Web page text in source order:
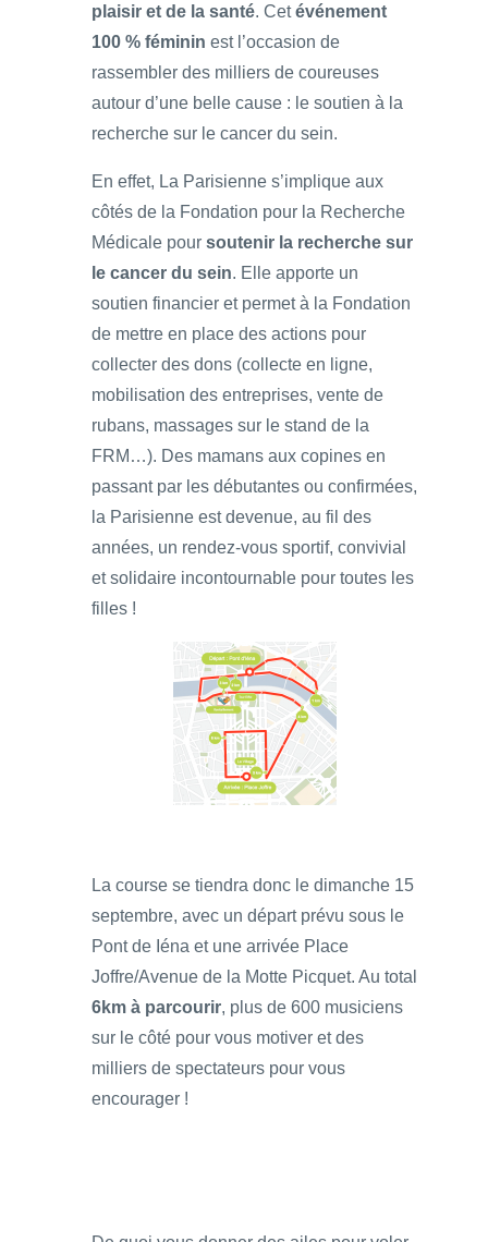
plaisir et de la santé. Cetévénement
100 % féminin est l’occasion de
rassembler des milliers de coureuses
autour d’une belle cause : le soutien à la
recherche sur le cancer du sein.
En effet, La Parisienne s’implique aux
côtés de la Fondation pour la Recherche
Médicale pour soutenir la recherche sur
le cancer du sein. Elle apporte un
soutien financier et permet à la Fondation
de mettre en place des actions pour
collecter des dons (collecte en ligne,
mobilisation des entreprises, vente de
rubans, massages sur le stand de la
FRM…). Des mamans aux copines en
passant par les débutantes ou confirmées,
la Parisienne est devenue, au fil des
années, un rendez-vous sportif, convivial
et solidaire incontournable pour toutes les
filles !
La course se tiendra donc le dimanche 15
septembre, avec un départ prévu sous le
Pont de Iéna et une arrivée Place
Joffre/Avenue de la Motte Picquet. Au total
6km à parcourir, plus de 600 musiciens
sur le côté pour vous motiver et des
milliers de spectateurs pour vous
encourager !